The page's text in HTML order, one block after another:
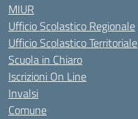
MIUR
Ufficio Scolastico Regionale
Ufficio Scolastico Territoriale
Scuola in Chiaro
Iscrizioni On Line
Invalsi
Comune